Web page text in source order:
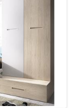
Roupeiro